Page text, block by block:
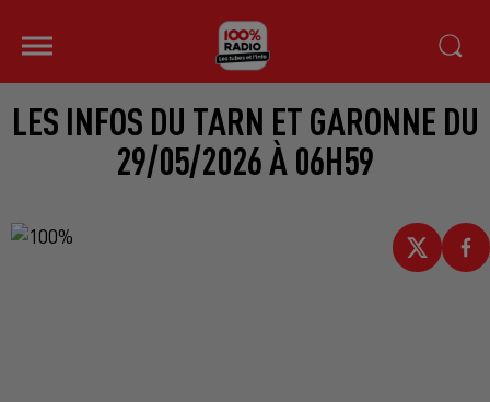
LES INFOS DU TARN ET GARONNE DU
29/05/2026 À 06H59